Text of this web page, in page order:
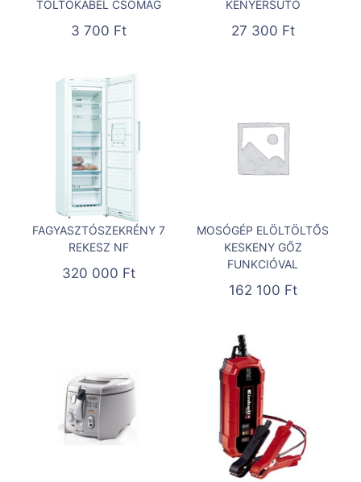
TÖLTŐKÁBEL CSOMAG
3 700 Ft
KENYÉRSÜTŐ
27 300 Ft
FAGYASZTÓSZEKRÉNY 7
REKESZ NF
320 000 Ft
MOSÓGÉP ELÖLTÖLTŐS
KESKENY GŐZ
FUNKCIÓVAL
162 100 Ft